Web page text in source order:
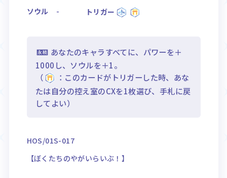
ソウル
- トリガー
あなたのキャラすべてに、パワーを＋
1000し、ソウルを＋1。
（
：このカードがトリガーした時、あな
たは自分の控え室のCXを1枚選び、手札に戻
してよい）
HOS/01S-017
【ぼくたちのやがいらいぶ！】